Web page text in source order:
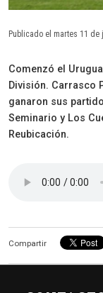
Publicado el martes 11
Comenzó el
División. Carrasco
ganaron sus
Seminario y Los
Reubicación.
Compartir